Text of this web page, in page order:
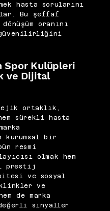
hasta sorularını
Bu şeffaf
oranını
Spor Kulüpleri
ve Dijital
ortaklık,
sürekli hasta
bir
resmi
olmak hem
prestij
sitesi ve sosyal
ve
de marka
değerli sinyaller